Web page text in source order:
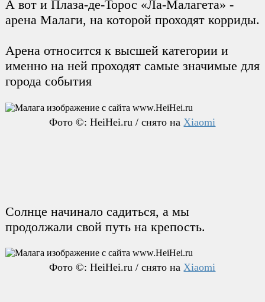
А вот и Плаза-де-Торос «Ла-Малагета» -
арена Малаги, на которой проходят корриды.
Арена относится к высшей категории и
именно на ней проходят самые значимые для
города события
Фото ©: HeiHei.ru / снято на Xiaomi
Солнце начинало садиться, а мы
продолжали свой путь на крепость.
Фото ©: HeiHei.ru / снято на Xiaomi